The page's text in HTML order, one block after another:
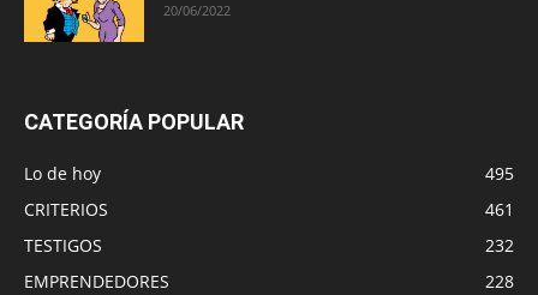
20/06/2022
CATEGORÍA POPULAR
Lo de hoy
495
CRITERIOS
461
TESTIGOS
232
EMPRENDEDORES
228